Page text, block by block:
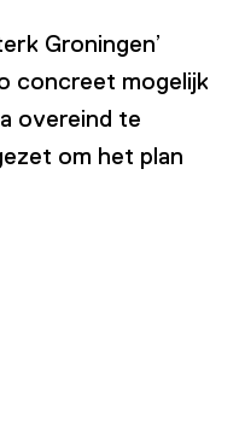
Groningen’
concreet mogelijk
overeind te
om het plan